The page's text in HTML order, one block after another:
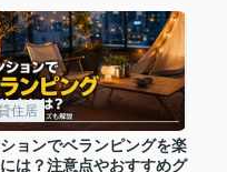
住居
ョンでベランピングを楽
は？注意点やおすすめグ